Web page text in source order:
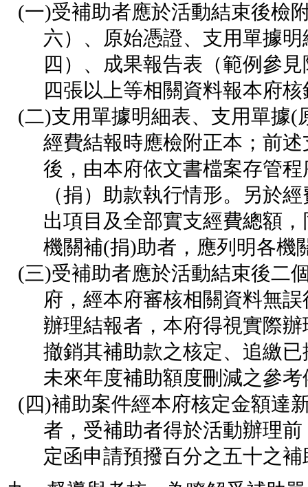
(一)受補助者應於活動結束後檢
六）、原始憑證、支用單據
四）、成果報告表（範例參
四張以上等相關資料報本府核
(二)支用單據明細表、支用單據(
經費結報時應檢附正本；前
後，由本府依文書檔案存管
（捐）助款執行情形。另於
出項目及全部實支經費總額
機關補(捐)助者，應列明各機
(三)受補助者應於活動結束後二
府，經本府審核相關資料無
辦理結報者，本府得視實際
撤銷其補助款之核定、追繳
未來年度補助額度刪減之參
(四)補助案件經本府核定金額達
者，受補助者得於活動辦理
定函申請預撥百分之五十之